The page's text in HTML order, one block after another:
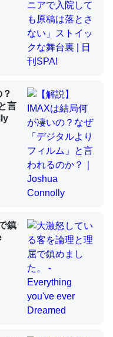
も不足してて両方に不
とあって面白い。海に
）はカルシウムを使わ
「昆虫はなぜ海にいな
量に使う脊椎動物と貝
殻を無くしてナメク
＝「昆虫はなぜ海にいな
たまに覗いてる。ぼ
言
鎮